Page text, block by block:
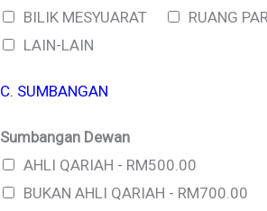
BILIK MESYUARAT
RUANG
LAIN-LAIN
C. SUMBANGAN
Sumbangan Dewan
AHLI QARIAH - RM500.00
BUKAN AHLI QARIAH - RM700.00